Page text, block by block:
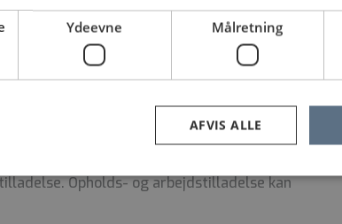
til til- og fratrædelsesrejse og
gældende
og pågældende
der opmærksom på, at ansættelsen er
Opholds- og arbejdstilladelse kan
Ydeevne Målretning
AFVIS ALLE